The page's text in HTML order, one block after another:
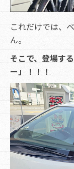
これだけでは、
ん。
そこで、登場す
ー」！！！